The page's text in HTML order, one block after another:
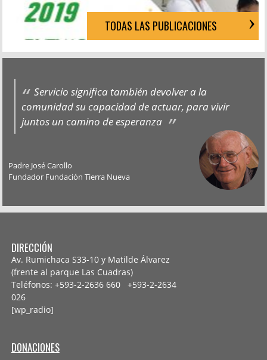
TODAS LAS PUBLICACIONES
Servicio significa también devolver a la
comunidad su capacidad de actuar, para vivir
juntos un camino de esperanza
Padre José Carollo
Fundador Fundación Tierra Nueva
DIRECCIÓN
Av. Rumichaca S33-10 y Matilde Álvarez
(frente al parque Las Cuadras)
Teléfonos: +593-2-2636 660 +593-2-2634
026
[wp_radio]
DONACIONES